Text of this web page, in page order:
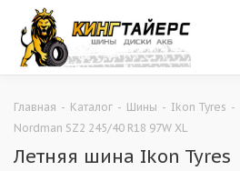
Главная - Каталог - Шины - Ikon Tyres -
Nordman SZ2 245/40 R18 97W XL
Летняя шина Ikon Tyres